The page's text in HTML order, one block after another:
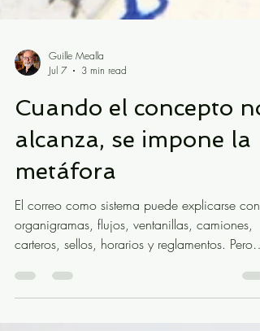
Jul 7
3 min read
Cuando el concepto no
alcanza, se impone la
metáfora
El correo como sistema puede explicarse con
carteros, sellos, horarios y reglamentos. Pero
una carta tiene otra cosa: tiene alguien que la